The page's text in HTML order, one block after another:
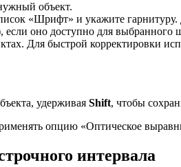
объект.
«Шрифт» и укажите
если оно доступно для выбранного
Для быстрой корректировки
удерживая Shift, чтобы
опцию «Оптическое
интервала